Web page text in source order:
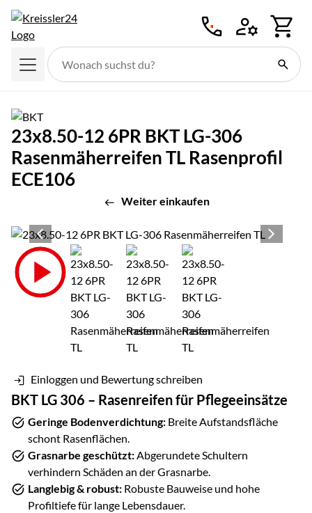
23x8.50-12 6PR BKT LG-306
Rasenmäherreifen TL Rasenprofil
ECE106
Weiter einkaufen
Produktgalerie
Zur Kaufbox springen
Einloggen und Bewertung schreiben
BKT LG 306 – Rasenreifen für Pflegeeinsätze
Geringe Bodenverdichtung: Breite Aufstandsfläche
schont Rasenflächen.
Grasnarbe geschützt:Abgerundete Schultern
verhindern Schäden an der Grasnarbe.
Langlebig & robust: Robuste Bauweise und hohe
Profiltiefe für lange Lebensdauer.